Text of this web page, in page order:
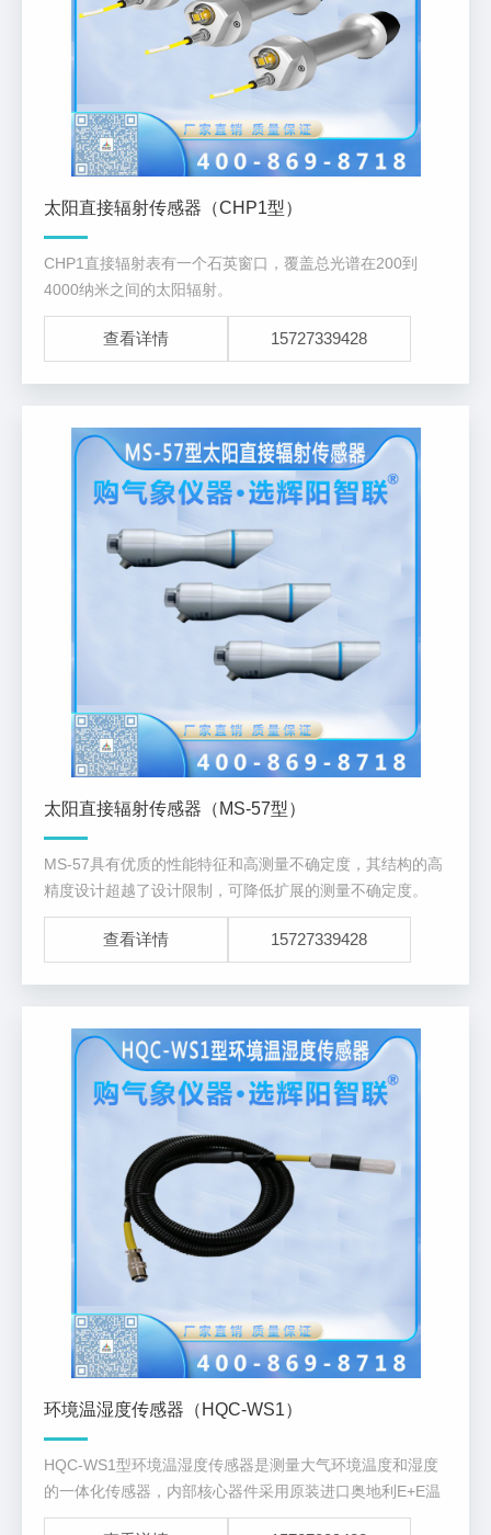
太阳直接辐射传感器（CHP1型）
CHP1直接辐射表有一个石英窗口，覆盖总光谱在200到
4000纳米之间的太阳辐射。
查看详情 15727339428
太阳直接辐射传感器（MS-57型）
MS-57具有优质的性能特征和高测量不确定度，其结构的高
精度设计超越了设计限制，可降低扩展的测量不确定度。
查看详情 15727339428
环境温湿度传感器（HQC-WS1）
HQC-WS1型环境温湿度传感器是测量大气环境温度和湿度
的一体化传感器，内部核心器件采用原装进口奥地利E+E温
湿度专业芯片，进行户外测量时可选配防辐射通风罩。本产